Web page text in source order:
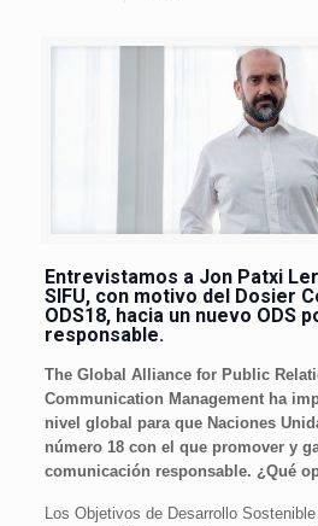
Entrevistamos a Jon Patxi
SIFU, con motivo del Dosier
ODS18, hacia un nuevo ODS
responsable.
The Global Alliance for Public
Communication Management ha
nivel global para que Naciones
número 18 con el que promover y
comunicación responsable. ¿Qué
Los Objetivos de Desarrollo